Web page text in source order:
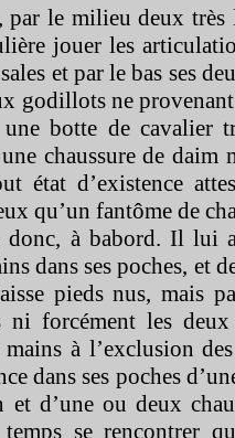
par le milieu deux
jouer les
et par le bas ses
godillots ne
botte de cavalier
chaussure de daim
état d’existence
qu’un fantôme de
donc, à babord. Il lui
dans ses poches, et
pieds nus, mais
ni forcément les deux
à l’exclusion
dans ses poches
et d’une ou deux
se rencontrer